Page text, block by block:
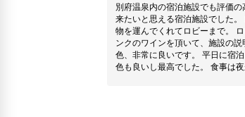
別府温泉内の宿泊施設でも評価
来たいと思える宿泊施設でした。 レンタカーで入口に入ると従業員が出迎えてくれて、荷
物を運んでくれてロビーまで。 ロビーでは海沿いの素敵な景色を見ながらウェルカムドリ
ンクのワインを頂いて、施設の説明を。 その後、部屋へ。部屋付き露天風呂
色、非常に良いです。 平日に宿泊したので、大浴場も空いていて独り占めできました。景
色も良いし最高でした。 食事は夜がえいたろうの海鮮会席、朝がバイキング。美味しかっ